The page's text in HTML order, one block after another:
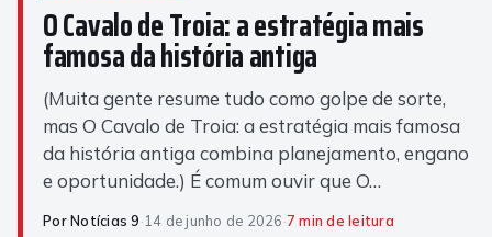
O Cavalo de Troia: a estratégia mais
famosa da história antiga
(Muita gente resume tudo como golpe de sorte,
mas O Cavalo de Troia: a estratégia mais famosa
da história antiga combina planejamento, engano
e oportunidade.) É comum ouvir que O…
Por Notícias 9·14 de junho de 2026·7 min de leitura